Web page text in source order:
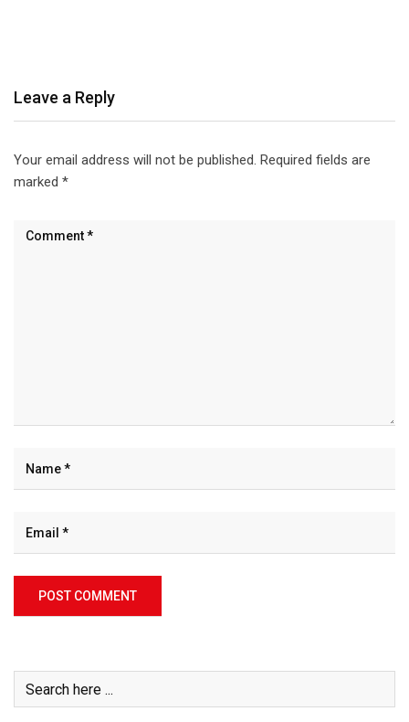
Leave a Reply
Your email address will not be published. Required fields are
marked *